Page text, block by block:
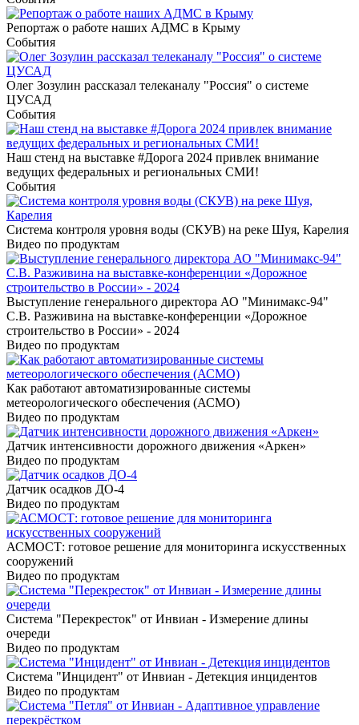
Репортаж о работе наших АДМС в Крыму
События
Олег Зозулин рассказал телеканалу "Россия" о системе
ЦУСАД
События
Наш стенд на выставке #Дорога 2024 привлек внимание
ведущих федеральных и региональных СМИ!
События
Система контроля уровня воды (СКУВ) на реке Шуя, Карелия
Видео по продуктам
Выступление генерального директора АО "Минимакс-94"
С.В. Разживина на выставке-конференции «Дорожное
строительство в России» - 2024
Видео по продуктам
Как работают автоматизированные системы
метеорологического обеспечения (АСМО)
Видео по продуктам
Датчик интенсивности дорожного движения «Аркен»
Видео по продуктам
Датчик осадков ДО-4
Видео по продуктам
АСМОСТ: готовое решение для мониторинга искусственных
сооружений
Видео по продуктам
Система "Перекресток" от Инвиан - Измерение длины
очереди
Видео по продуктам
Система "Инцидент" от Инвиан - Детекция инцидентов
Видео по продуктам